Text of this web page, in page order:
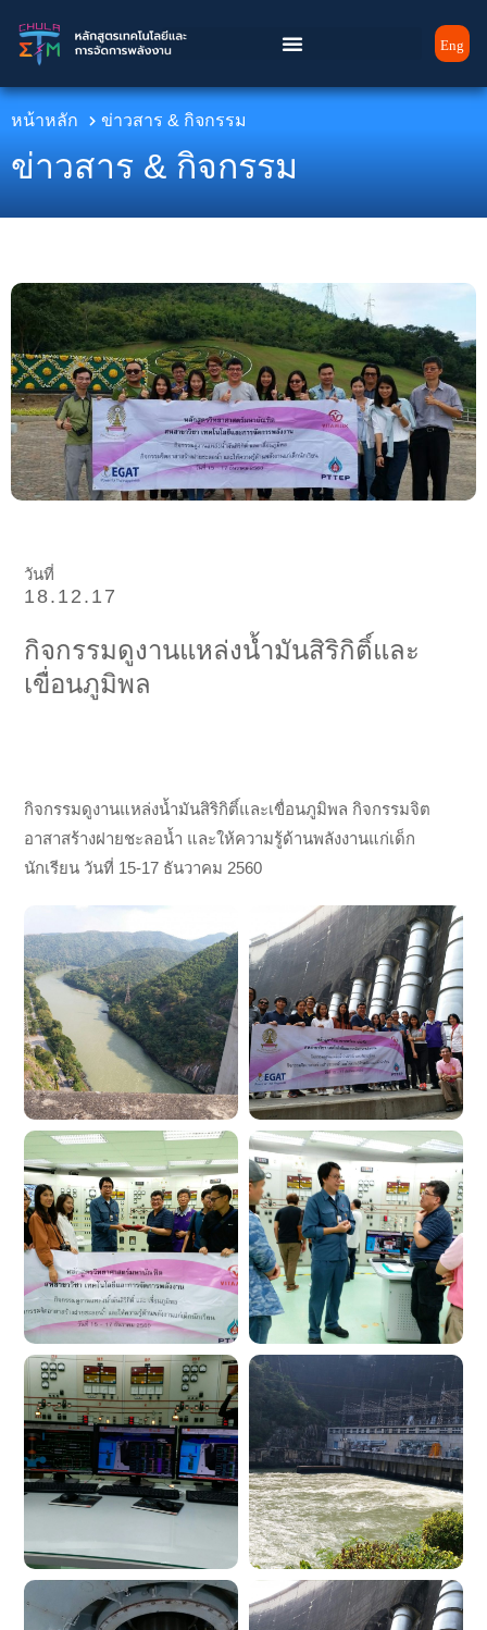
Eng
หน้าหลัก ข่าวสาร & กิจกรรม​
ข่าวสาร &กิจกรรม​
วันที่
18.12.17
กิจกรรมดูงานแหล่งน้ำมันสิริกิติ์และ
เขื่อนภูมิพล
กิจกรรมดูงานแหล่งน้ำมันสิริกิติ์และเขื่อนภูมิพล กิจกรรมจิต
อาสาสร้างฝายชะลอน้ำ และให้ความรู้ด้านพลังงานแก่เด็ก
นักเรียน วันที่ 15-17 ธันวาคม 2560